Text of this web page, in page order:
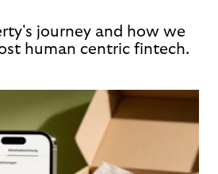
journey and how we
human centric fintech.